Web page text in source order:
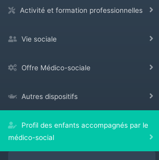
Activité et formation professionnelles
Vie sociale
Offre Médico-sociale
Autres dispositifs
Profil des enfants accompagnés par le
médico-social